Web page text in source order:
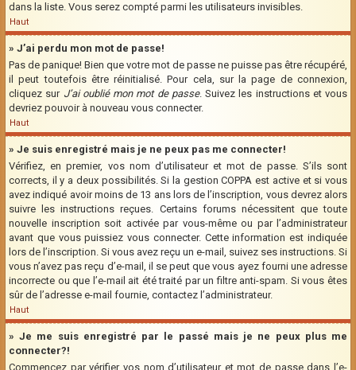
dans la liste. Vous serez compté parmi les utilisateurs invisibles.
Haut
» J’ai perdu mon mot de passe!
Pas de panique! Bien que votre mot de passe ne puisse pas être récupéré,
il peut toutefois être réinitialisé. Pour cela, sur la page de connexion,
cliquez sur J’ai oublié mon mot de passe. Suivez les instructions et vous
devriez pouvoir à nouveau vous connecter.
Haut
» Je suis enregistré mais je ne peux pas me connecter!
Vérifiez, en premier, vos nom d’utilisateur et mot de passe. S’ils sont
corrects, il y a deux possibilités. Si la gestion COPPA est active et si vous
avez indiqué avoir moins de 13 ans lors de l’inscription, vous devrez alors
suivre les instructions reçues. Certains forums nécessitent que toute
nouvelle inscription soit activée par vous-même ou par l’administrateur
avant que vous puissiez vous connecter. Cette information est indiquée
lors de l’inscription. Si vous avez reçu un e-mail, suivez ses instructions. Si
vous n’avez pas reçu d’e-mail, il se peut que vous ayez fourni une adresse
incorrecte ou que l’e-mail ait été traité par un filtre anti-spam. Si vous êtes
sûr de l’adresse e-mail fournie, contactez l’administrateur.
Haut
» Je me suis enregistré par le passé mais je ne peux plus me
connecter?!
Commencez par vérifier vos nom d’utilisateur et mot de passe dans l’e-